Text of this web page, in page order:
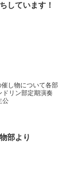
しています！
し物について各部
リン部定期演奏
公
部より